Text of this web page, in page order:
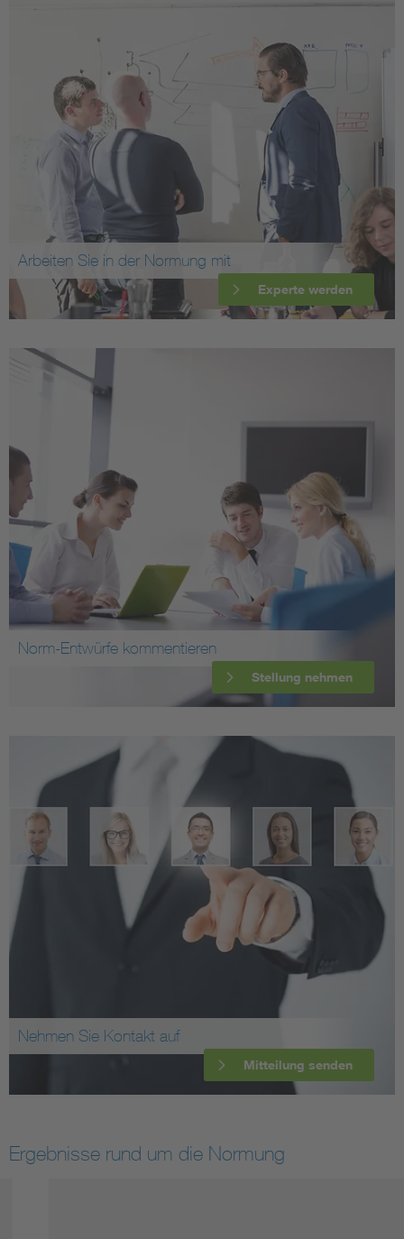
Arbeiten Sie in der Normung mit
Experte werden
Norm-Entwürfe kommentieren
Stellung nehmen
Nehmen Sie Kontakt auf
Mitteilung senden
Ergebnisse rund um die Normung